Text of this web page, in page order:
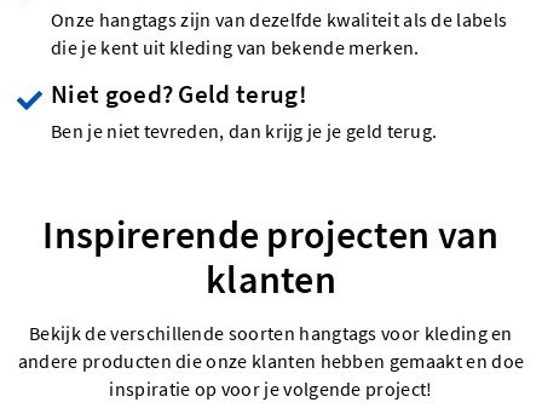
Onze hangtags zijn van dezelfde kwaliteit als de labels
die je kent uit kleding van bekende merken.
Niet goed? Geld terug!
Ben je niet tevreden, dan krijg je je geld terug.
Inspirerende projecten van
klanten
Bekijk de verschillende soorten hangtags voor kleding en
andere producten die onze klanten hebben gemaakt en doe
inspiratie op voor je volgende project!